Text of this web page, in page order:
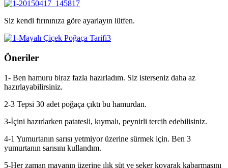
Siz kendi fırınınıza göre ayarlayın lütfen.
Öneriler
1- Ben hamuru biraz fazla hazırladım. Siz isterseniz daha az
hazırlayabilirsiniz.
2-3 Tepsi 30 adet poğaça çıktı bu hamurdan.
3-İçini hazırlarken patatesli, kıymalı, peynirli tercih edebilisiniz.
4-1 Yumurtanın sarısı yetmiyor üzerine sürmek için. Ben 3
yumurtanın sarısını kullandım.
5-Her zaman mayanın üzerine ılık süt ve şeker koyarak kabarmasını